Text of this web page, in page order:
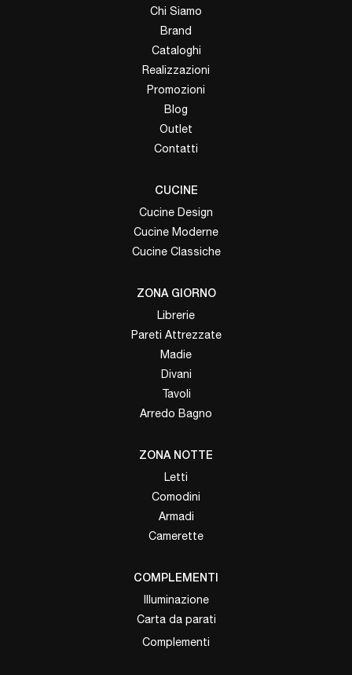
Chi Siamo
Brand
Cataloghi
Realizzazioni
Promozioni
Blog
Outlet
Contatti
CUCINE
Cucine Design
Cucine Moderne
Cucine Classiche
ZONA GIORNO
Librerie
Pareti Attrezzate
Madie
Divani
Tavoli
Arredo Bagno
ZONA NOTTE
Letti
Comodini
Armadi
Camerette
COMPLEMENTI
Illuminazione
Carta da parati
Complementi